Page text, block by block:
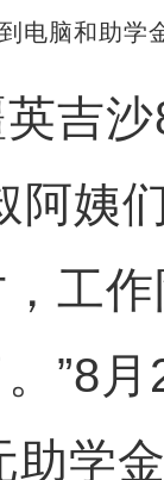
到电脑和助
沙
阿姨
工
”8
学